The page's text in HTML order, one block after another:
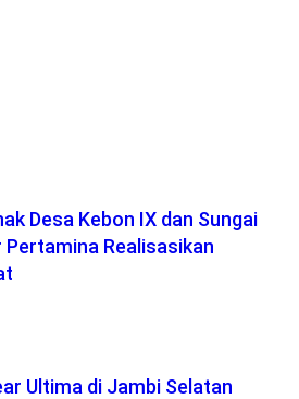
Desa Kebon IX dan Sungai
Realisasikan
Ultima di Jambi Selatan